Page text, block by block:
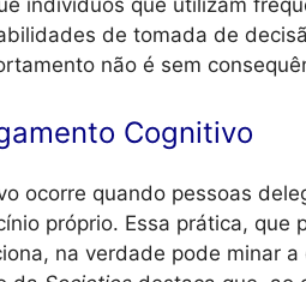
indivíduos que utilizam
de tomada de
não é sem
Cognitivo
ocorre quando pessoas
próprio. Essa prática, que
na verdade pode minar